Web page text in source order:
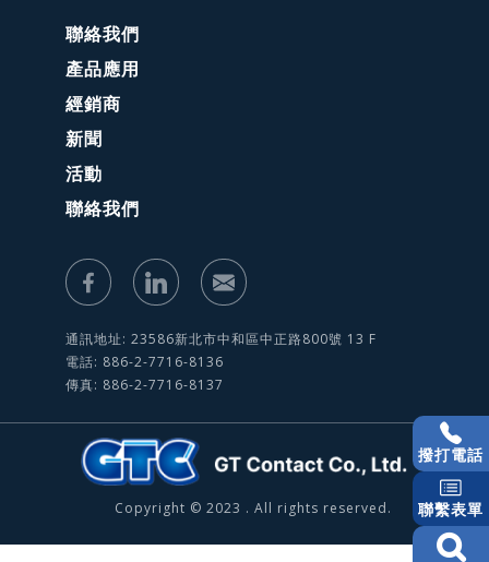
聯絡我們
產品應用
經銷商
新聞
活動
聯絡我們
通訊地址: 23586新北市中和區中正路800號 13 F
電話: 886-2-7716-8136
傳真: 886-2-7716-8137
Copyright © 2023 . All rights reserved.
撥打電話
聯繫表單